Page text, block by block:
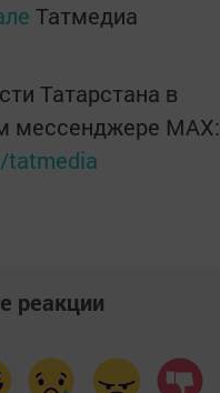
Татмедиа
Татарстана в
мессенджере MАХ:
tatmedia
реакции